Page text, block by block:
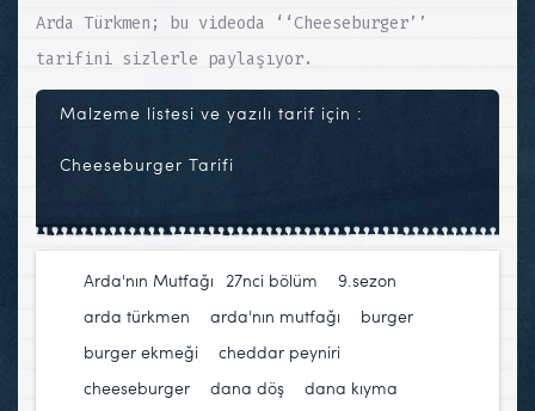
Arda Türkmen; bu videoda ‘‘Cheeseburger’’
tarifini sizlerle paylaşıyor.
Malzeme listesi ve yazılı tarif için :
Cheeseburger Tarifi
Arda'nın Mutfağı 27nci bölüm 9.sezon
arda türkmen
arda'nın mutfağı burger
burger ekmeği
cheddar peyniri
cheeseburger
dana döş dana kıyma